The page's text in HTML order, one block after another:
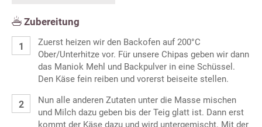
Zubereitung
Zuerst heizen wir den Backofen auf 200°C
Ober/Unterhitze vor. Für unsere Chipas geben wir dann
das Maniok Mehl und Backpulver in eine Schüssel.
Den Käse fein reiben und vorerst beiseite stellen.
Nun alle anderen Zutaten unter die Masse mischen
und Milch dazu geben bis der Teig glatt ist. Dann erst
kommt der Käse dazu und wird untergemischt. Mit der